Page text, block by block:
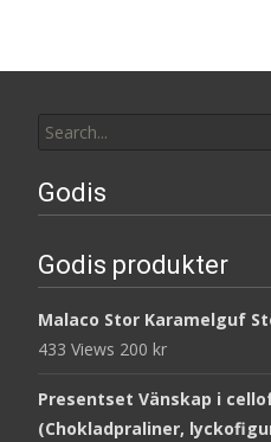
for:
Godis
Godis produkter
Malaco Stor Karamelguf
433 Views 200 kr
Presentset Vänskap i
(Chokladpraliner,